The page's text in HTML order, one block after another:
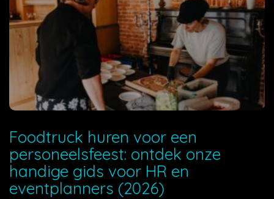
Foodtruck huren voor een
personeelsfeest: ontdek onze
handige gids voor HR en
eventplanners (2026)